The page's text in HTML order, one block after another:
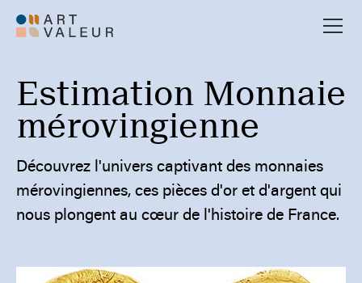
Estimation Monnaie
mérovingienne
Découvrez l'univers captivant des monnaies
mérovingiennes, ces pièces d'or et d'argent qui
nous plongent au cœur de l'histoire de France.